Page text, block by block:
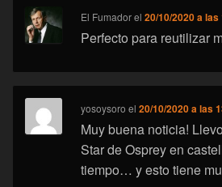
El Fumadorel20/10/2020 a las
Perfecto para reutilizar
yosoysoro el20/10/2020 a las
Muy buena noticia!
Star de Osprey en
tiempo… y esto tiene